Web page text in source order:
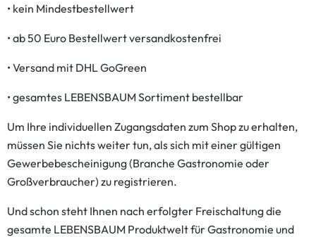
• kein Mindestbestellwert
• ab 50 Euro Bestellwert versandkostenfrei
• Versand mit DHL GoGreen
• gesamtes LEBENSBAUM Sortiment bestellbar
Um Ihre individuellen Zugangsdaten zum Shop zu erhalten,
müssen Sie nichts weiter tun, als sich mit einer gültigen
Gewerbebescheinigung (Branche Gastronomie oder
Großverbraucher) zu registrieren.
Und schon steht Ihnen nach erfolgter Freischaltung die
gesamte LEBENSBAUM Produktwelt für Gastronomie und